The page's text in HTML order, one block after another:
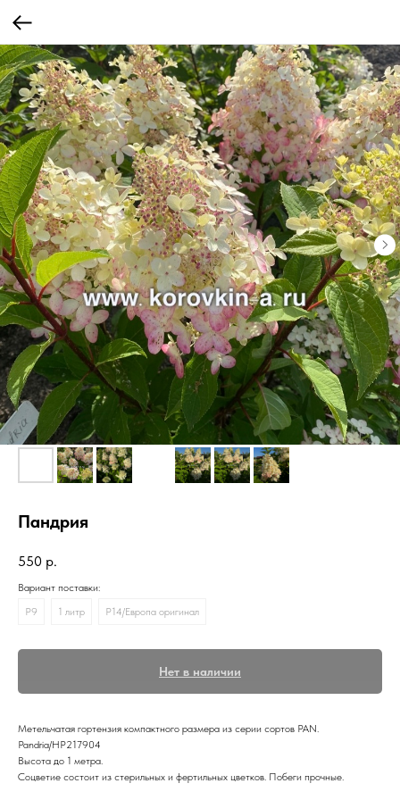
Пандрия
550 р.
Вариант поставки:
P9
1 литр Р14/Европа оригинал
Нет в наличии
Метельчатая гортензия компактного размера из серии сортов PAN.
Pandria/HP217904
Высота до 1 метра.
Соцветие состоит из стерильных и фертильных цветков. Побеги прочные.